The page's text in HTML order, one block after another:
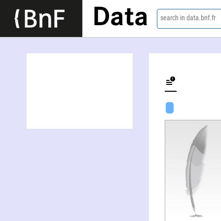
Data search in data.bnf.fr